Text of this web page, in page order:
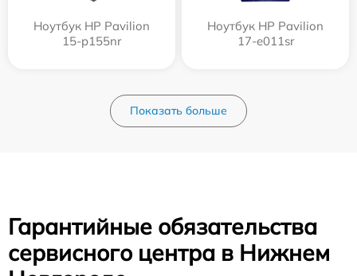
Ноутбук HP Pavilion
15-p155nr
Ноутбук HP Pavilion
17-e011sr
Показать больше
Гарантийные обязательства
сервисного центра в Нижнем